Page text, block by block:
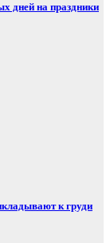
дней на праздники
к груди